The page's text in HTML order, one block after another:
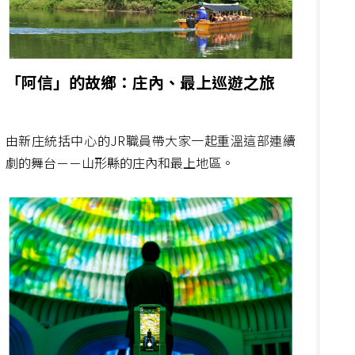
「阿信」的故鄉：庄內、最上巡遊之旅
由新庄統括中心的JR職員帶大家一起重溫這部連續
劇的舞台－－山形縣的庄內和最上地區。